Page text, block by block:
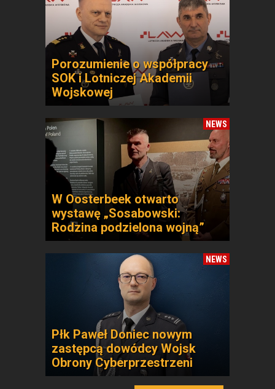
Porozumienie o współpracy
SOK i Lotniczej Akademii
Wojskowej
NEWS
W Oosterbeek otwarto
wystawę „Sosabowski:
Rodzina podzielona wojną”
NEWS
Płk Paweł Doniec nowym
zastępcą dowódcy Wojsk
Obrony Cyberprzestrzeni